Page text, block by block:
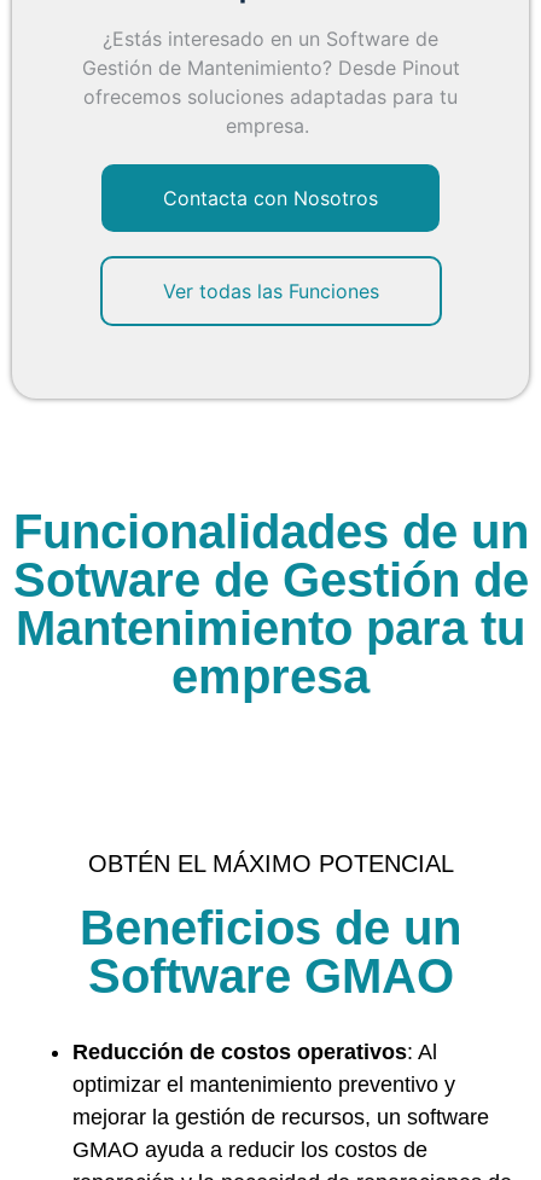
¿Estás interesado en un Software de
Gestión de Mantenimiento? Desde Pinout
ofrecemos soluciones adaptadas para tu
empresa.
Contacta con Nosotros
Ver todas las Funciones
Funcionalidades de un
Sotware de Gestión de
Mantenimiento para tu
empresa
OBTÉN EL MÁXIMO POTENCIAL
Beneficios de un
Software GMAO
Reducción de costos operativos: Al
optimizar el mantenimiento preventivo y
mejorar la gestión de recursos, un software
GMAO ayuda a reducir los costos de